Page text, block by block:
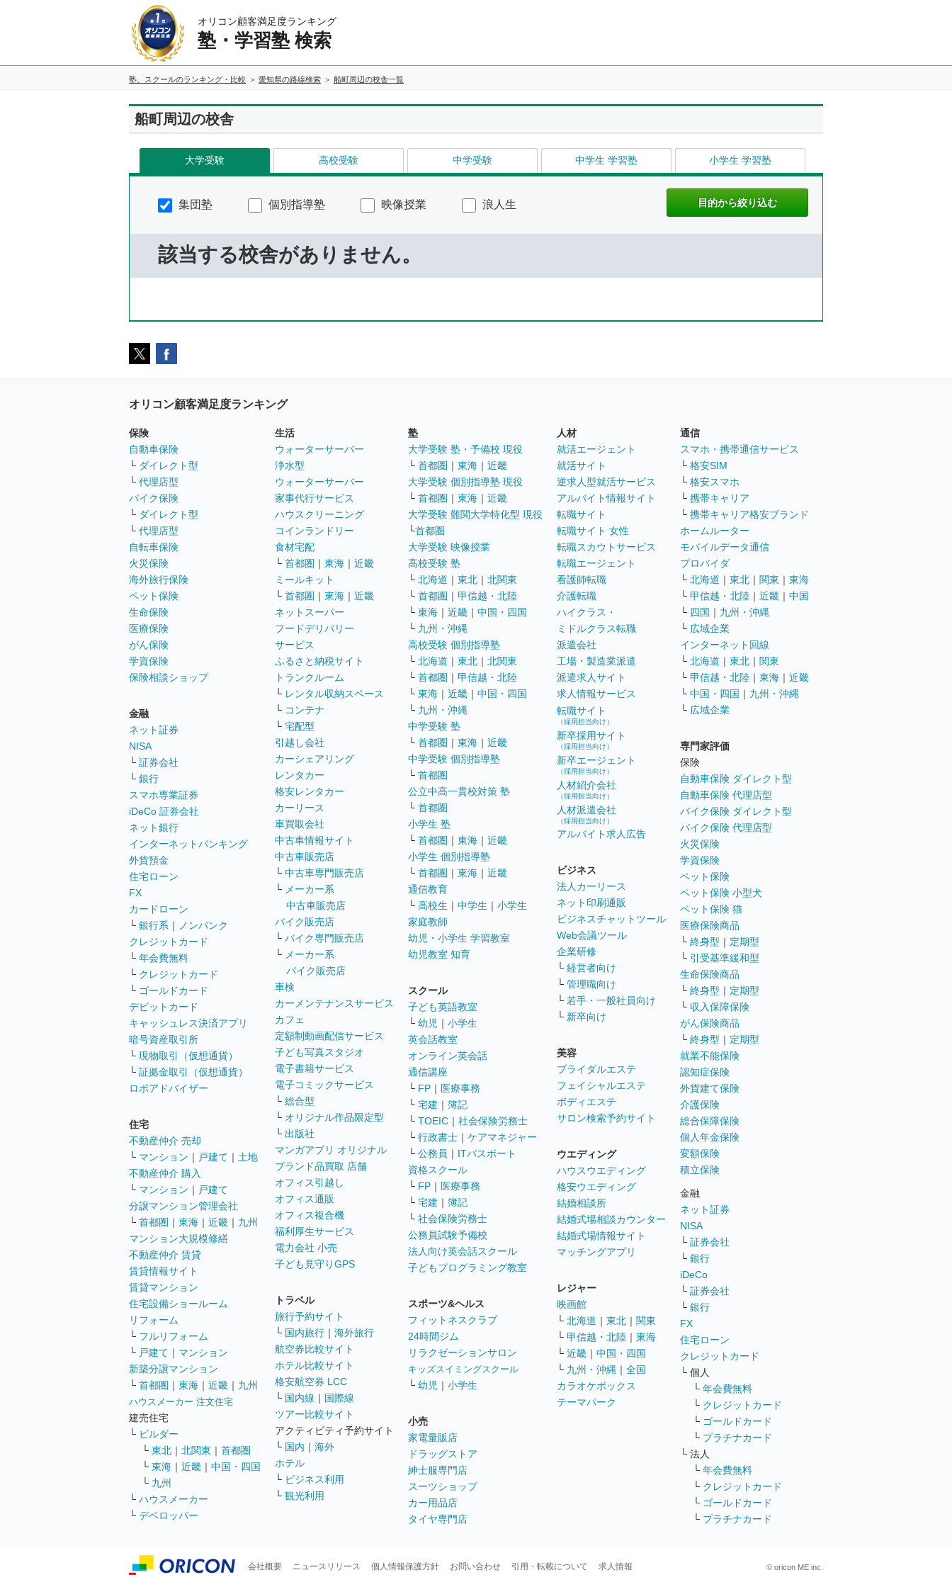
オリコン顧客満足度ランキング
塾・学習塾 検索
塾、スクールのランキング・比較 愛知県の路線検索 船町周辺の校舎一覧
船町周辺の校舎
大学受験 高校受験 中学受験 中学生 学習塾 小学生 学習塾
集団塾 個別指導塾 映像授業 浪人生
該当する校舎がありません。
オリコン顧客満足度ランキング
保険
自動車保険
└ ダイレクト型
└ 代理店型
バイク保険
└ ダイレクト型
└ 代理店型
自転車保険
火災保険
海外旅行保険
ペット保険
生命保険
医療保険
がん保険
学資保険
保険相談ショップ
金融
ネット証券
NISA
└ 証券会社
└ 銀行
スマホ専業証券
iDeCo 証券会社
ネット銀行
インターネットバンキング
外貨預金
住宅ローン
FX
カードローン
└ 銀行系 ｜
ノンバンク
クレジットカード
└ 年会費無料
└ クレジットカード
└ ゴールドカード
デビットカード
キャッシュレス決済アプリ
暗号資産取引所
└ 現物取引（仮想通貨）
└ 証拠金取引（仮想通貨）
ロボアドバイザー
住宅
不動産仲介 売却
└ マンション ｜ 戸建て ｜ 土地
不動産仲介 購入
└ マンション ｜ 戸建て
分譲マンション管理会社
└ 首都圏 ｜ 東海 ｜ 近畿 ｜ 九州
マンション大規模修繕
不動産仲介 賃貸
賃貸情報サイト
賃貸マンション
住宅設備ショールーム
リフォーム
└ フルリフォーム
└ 戸建て ｜ マンション
新築分譲マンション
└ 首都圏 ｜ 東海 ｜ 近畿 ｜ 九州
ハウスメーカー 注文住宅
建売住宅
└ ビルダー
└ 東北 ｜ 北関東 ｜ 首都圏
└ 東海 ｜ 近畿 ｜ 中国・四国
└ 九州
└ ハウスメーカー
└ デベロッパー
生活
ウォーターサーバー
浄水型
ウォーターサーバー
家事代行サービス
ハウスクリーニング
コインランドリー
食材宅配
└ 首都圏 ｜ 東海 ｜ 近畿
ミールキット
└ 首都圏 ｜ 東海 ｜ 近畿
ネットスーパー
フードデリバリー
サービス
ふるさと納税サイト
トランクルーム
└ レンタル収納スペース
└ コンテナ
└ 宅配型
引越し会社
カーシェアリング
レンタカー
格安レンタカー
カーリース
車買取会社
中古車情報サイト
中古車販売店
└ 中古車専門販売店
└ メーカー系
中古車販売店
バイク販売店
└ バイク専門販売店
└ メーカー系
バイク販売店
車検
カーメンテナンスサービス
カフェ
定額制動画配信サービス
子ども写真スタジオ
電子書籍サービス
電子コミックサービス
└ 総合型
└ オリジナル作品限定型
└ 出版社
マンガアプリ オリジナル
ブランド品買取 店舗
オフィス引越し
オフィス通販
オフィス複合機
福利厚生サービス
電力会社 小売
子ども見守りGPS
トラベル
旅行予約サイト
└ 国内旅行 ｜ 海外旅行
航空券比較サイト
ホテル比較サイト
格安航空券 LCC
└ 国内線 ｜ 国際線
ツアー比較サイト
アクティビティ予約サイト
└ 国内 ｜ 海外
ホテル
└ ビジネス利用
└ 観光利用
塾
大学受験 塾・予備校 現役
└ 首都圏 ｜ 東海 ｜ 近畿
大学受験 個別指導塾 現役
└ 首都圏 ｜ 東海 ｜ 近畿
大学受験 難関大学特化型 現役
└首都圏
大学受験 映像授業
高校受験 塾
└ 北海道 ｜ 東北 ｜ 北関東
└ 首都圏 ｜ 甲信越・北陸
└ 東海 ｜ 近畿 ｜ 中国・四国
└ 九州・沖縄
高校受験 個別指導塾
└ 北海道 ｜ 東北 ｜ 北関東
└ 首都圏 ｜ 甲信越・北陸
└ 東海 ｜ 近畿 ｜ 中国・四国
└ 九州・沖縄
中学受験 塾
└ 首都圏 ｜ 東海 ｜ 近畿
中学受験 個別指導塾
└ 首都圏
公立中高一貫校対策 塾
└ 首都圏
小学生 塾
└ 首都圏 ｜ 東海 ｜ 近畿
小学生 個別指導塾
└ 首都圏 ｜ 東海 ｜ 近畿
通信教育
└ 高校生 ｜ 中学生 ｜ 小学生
家庭教師
幼児・小学生 学習教室
幼児教室 知育
スクール
子ども英語教室
└ 幼児 ｜ 小学生
英会話教室
オンライン英会話
通信講座
└ FP ｜ 医療事務
└ 宅建 ｜ 簿記
└ TOEIC ｜ 社会保険労務士
└ 行政書士 ｜ ケアマネジャー
└ 公務員 ｜ ITパスポート
資格スクール
└ FP ｜ 医療事務
└ 宅建 ｜ 簿記
└ 社会保険労務士
公務員試験予備校
法人向け英会話スクール
子どもプログラミング教室
スポーツ&ヘルス
フィットネスクラブ
24時間ジム
リラクゼーションサロン
キッズスイミングスクール
└ 幼児 ｜ 小学生
小売
家電量販店
ドラッグストア
紳士服専門店
スーツショップ
カー用品店
タイヤ専門店
人材
就活エージェント
就活サイト
逆求人型就活サービス
アルバイト情報サイト
転職サイト
転職サイト 女性
転職スカウトサービス
転職エージェント
看護師転職
介護転職
ハイクラス・
ミドルクラス転職
派遣会社
工場・製造業派遣
派遣求人サイト
求人情報サービス
転職サイト
（採用担当向け）
新卒採用サイト
（採用担当向け）
新卒エージェント
（採用担当向け）
人材紹介会社
（採用担当向け）
人材派遣会社
（採用担当向け）
アルバイト求人広告
ビジネス
法人カーリース
ネット印刷通販
ビジネスチャットツール
Web会議ツール
企業研修
└ 経営者向け
└ 管理職向け
└ 若手・一般社員向け
└ 新卒向け
美容
ブライダルエステ
フェイシャルエステ
ボディエステ
サロン検索予約サイト
ウエディング
ハウスウエディング
格安ウエディング
結婚相談所
結婚式場相談カウンター
結婚式場情報サイト
マッチングアプリ
レジャー
映画館
└ 北海道 ｜ 東北 ｜ 関東
└ 甲信越・北陸 ｜ 東海
└ 近畿 ｜ 中国・四国
└ 九州・沖縄 ｜ 全国
カラオケボックス
テーマパーク
通信
スマホ・携帯通信サービス
└ 格安SIM
└ 格安スマホ
└ 携帯キャリア
└ 携帯キャリア格安ブランド
ホームルーター
モバイルデータ通信
プロバイダ
└ 北海道 ｜ 東北 ｜ 関東 ｜ 東海
└ 甲信越・北陸 ｜ 近畿 ｜ 中国
└ 四国 ｜ 九州・沖縄
└ 広域企業
インターネット回線
└ 北海道 ｜ 東北 ｜ 関東
└ 甲信越・北陸 ｜ 東海 ｜ 近畿
└ 中国・四国 ｜ 九州・沖縄
└ 広域企業
専門家評価
保険
自動車保険 ダイレクト型
自動車保険 代理店型
バイク保険 ダイレクト型
バイク保険 代理店型
火災保険
学資保険
ペット保険
ペット保険 小型犬
ペット保険 猫
医療保険商品
└ 終身型 ｜ 定期型
└ 引受基準緩和型
生命保険商品
└ 終身型 ｜ 定期型
└ 収入保障保険
がん保険商品
└ 終身型 ｜ 定期型
就業不能保険
認知症保険
外貨建て保険
介護保険
総合保障保険
個人年金保険
変額保険
積立保険
金融
ネット証券
NISA
└ 証券会社
└ 銀行
iDeCo
└ 証券会社
└ 銀行
FX
住宅ローン
クレジットカード
└ 個人
└ 年会費無料
└ クレジットカード
└ ゴールドカード
└ プラチナカード
└ 法人
└ 年会費無料
└ クレジットカード
└ ゴールドカード
└ プラチナカード
会社概要 ニュースリリース 個人情報保護方針 お問い合わせ 引用・転載について 求人情報 © oricon ME inc.